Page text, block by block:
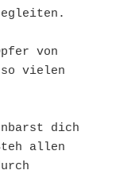
von
vielen
dich
allen